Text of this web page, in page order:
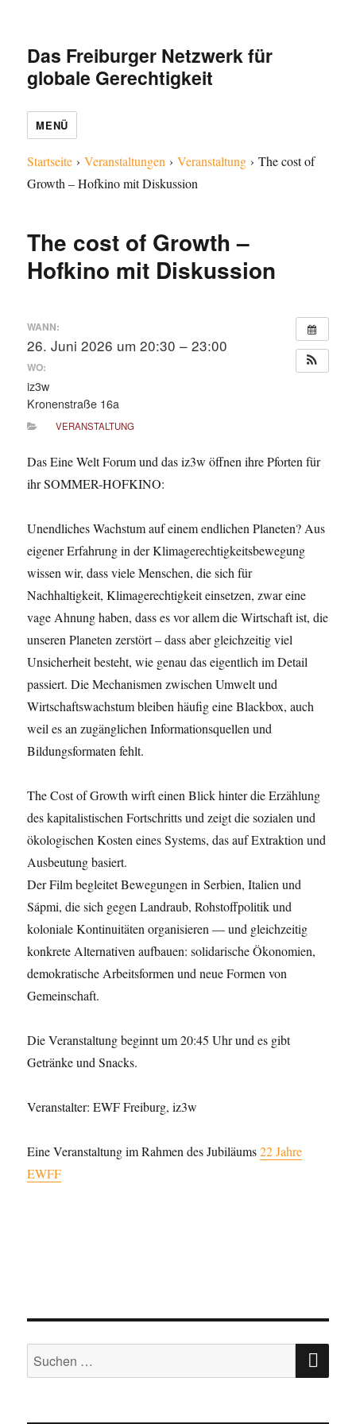
Das Freiburger Netzwerk für
globale Gerechtigkeit
MENÜ
Startseite ›Veranstaltungen ›Veranstaltung ›The cost of
Growth – Hofkino mit Diskussion
The cost of Growth –
Hofkino mit Diskussion
WANN:
26. Juni 2026 um 20:30 – 23:00
WO:
iz3w
Kronenstraße 16a
VERANSTALTUNG
Das Eine Welt Forum und das iz3w öffnen ihre Pforten für
ihr SOMMER-HOFKINO:
Unendliches Wachstum auf einem endlichen Planeten? Aus
eigener Erfahrung in der Klimagerechtigkeitsbewegung
wissen wir, dass viele Menschen, die sich für
Nachhaltigkeit, Klimagerechtigkeit einsetzen, zwar eine
vage Ahnung haben, dass es vor allem die Wirtschaft ist, die
unseren Planeten zerstört – dass aber gleichzeitig viel
Unsicherheit besteht, wie genau das eigentlich im Detail
passiert. Die Mechanismen zwischen Umwelt und
Wirtschaftswachstum bleiben häufig eine Blackbox, auch
weil es an zugänglichen Informationsquellen und
Bildungsformaten fehlt.
The Cost of Growth wirft einen Blick hinter die Erzählung
des kapitalistischen Fortschritts und zeigt die sozialen und
ökologischen Kosten eines Systems, das auf Extraktion und
Ausbeutung basiert.
Der Film begleitet Bewegungen in Serbien, Italien und
Sápmi, die sich gegen Landraub, Rohstoffpolitik und
koloniale Kontinuitäten organisieren — und gleichzeitig
konkrete Alternativen aufbauen: solidarische Ökonomien,
demokratische Arbeitsformen und neue Formen von
Gemeinschaft.
Die Veranstaltung beginnt um 20:45 Uhr und es gibt
Getränke und Snacks.
Veranstalter: EWF Freiburg, iz3w
Eine Veranstaltung im Rahmen des Jubiläums22 Jahre
EWFF
Suche
nach: